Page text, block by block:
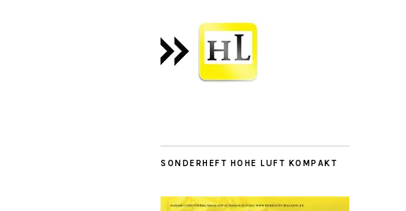
SONDERHEFT HOHE LUFT KOMPAKT